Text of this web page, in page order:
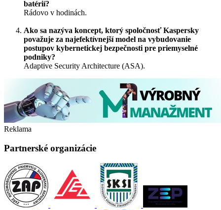
batérií?
Rádovo v hodinách.
Ako sa nazýva koncept, ktorý spoločnosť Kaspersky
považuje za najefektívnejší model na vybudovanie
postupov kybernetickej bezpečnosti pre priemyselné
podniky?
Adaptive Security Architecture (ASA).
Reklama
Partnerské organizácie